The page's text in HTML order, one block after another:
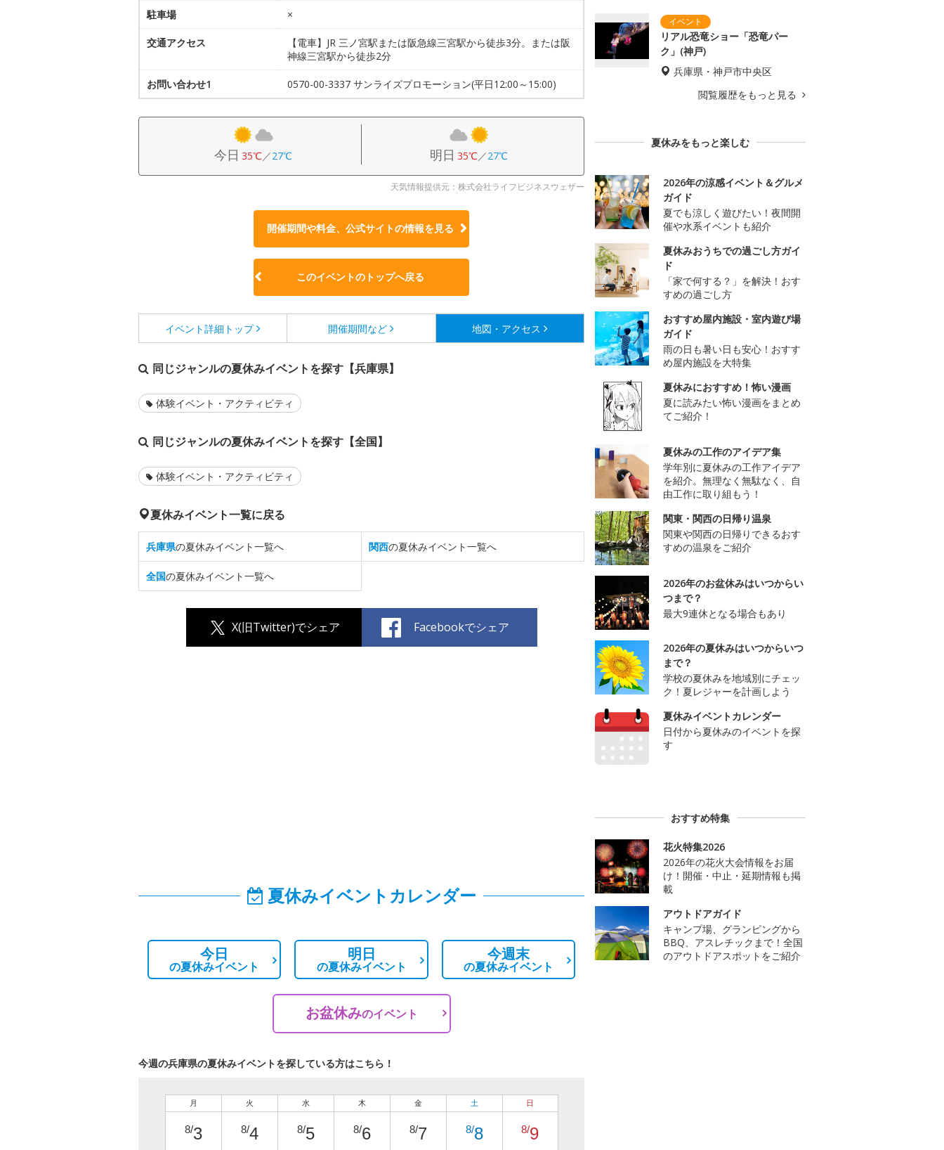
駐車場 ×
交通アクセス
【電車】JR 三ノ宮駅または阪急線三宮駅から徒歩3分。または阪
神線三宮駅から徒歩2分
お問い合わせ1 0570-00-3337 サンライズプロモーション(平日12:00～15:00)
今日 35℃／27℃ 明日 35℃／27℃
天気情報提供元：株式会社ライフビジネスウェザー
開催期間や料金、公式サイトの情報を見る
このイベントのトップへ戻る
イベント詳細 トップ 開催期間など 地図・アクセス
同じジャンルの夏休みイベントを探す【兵庫県】
体験イベント・アクティビティ
同じジャンルの夏休みイベントを探す【全国】
体験イベント・アクティビティ
夏休みイベント一覧に戻る
兵庫県の夏休みイベント一覧へ 関西の夏休みイベント一覧へ
全国の夏休みイベント一覧へ
X(旧Twitter)でシェア Facebookでシェア
夏休みイベントカレンダー
今日
の夏休みイベント
明日
の夏休みイベント
今週末
の夏休みイベント
お盆休みのイベント
今週の兵庫県の夏休みイベントを探している方はこちら！
月
8/3
火
8/4
水
8/5
木
8/6
金
8/7
土
8/8
日
8/9
リアル恐竜ショー「恐竜パー
ク」(神戸)
兵庫県・神戸市中央区
閲覧履歴をもっと見る
夏休みをもっと楽しむ
2026年の涼感イベント＆グルメ
ガイド
夏でも涼しく遊びたい！夜間開
催や水系イベントも紹介
夏休みおうちでの過ごし方ガイ
ド
「家で何する？」を解決！おす
すめの過ごし方
おすすめ屋内施設・室内遊び場
ガイド
雨の日も暑い日も安心！おすす
め屋内施設を大特集
夏休みにおすすめ！怖い漫画
夏に読みたい怖い漫画をまとめ
てご紹介！
夏休みの工作のアイデア集
学年別に夏休みの工作アイデア
を紹介。無理なく無駄なく、自
由工作に取り組もう！
関東・関西の日帰り温泉
関東や関西の日帰りできるおす
すめの温泉をご紹介
2026年のお盆休みはいつからい
つまで？
最大9連休となる場合もあり
2026年の夏休みはいつからいつ
まで？
学校の夏休みを地域別にチェッ
ク！夏レジャーを計画しよう
夏休みイベントカレンダー
日付から夏休みのイベントを探
す
おすすめ特集
花火特集2026
2026年の花火大会情報をお届
け！開催・中止・延期情報も掲
載
アウトドアガイド
キャンプ場、グランピングから
BBQ、アスレチックまで！全国
のアウトドアスポットをご紹介